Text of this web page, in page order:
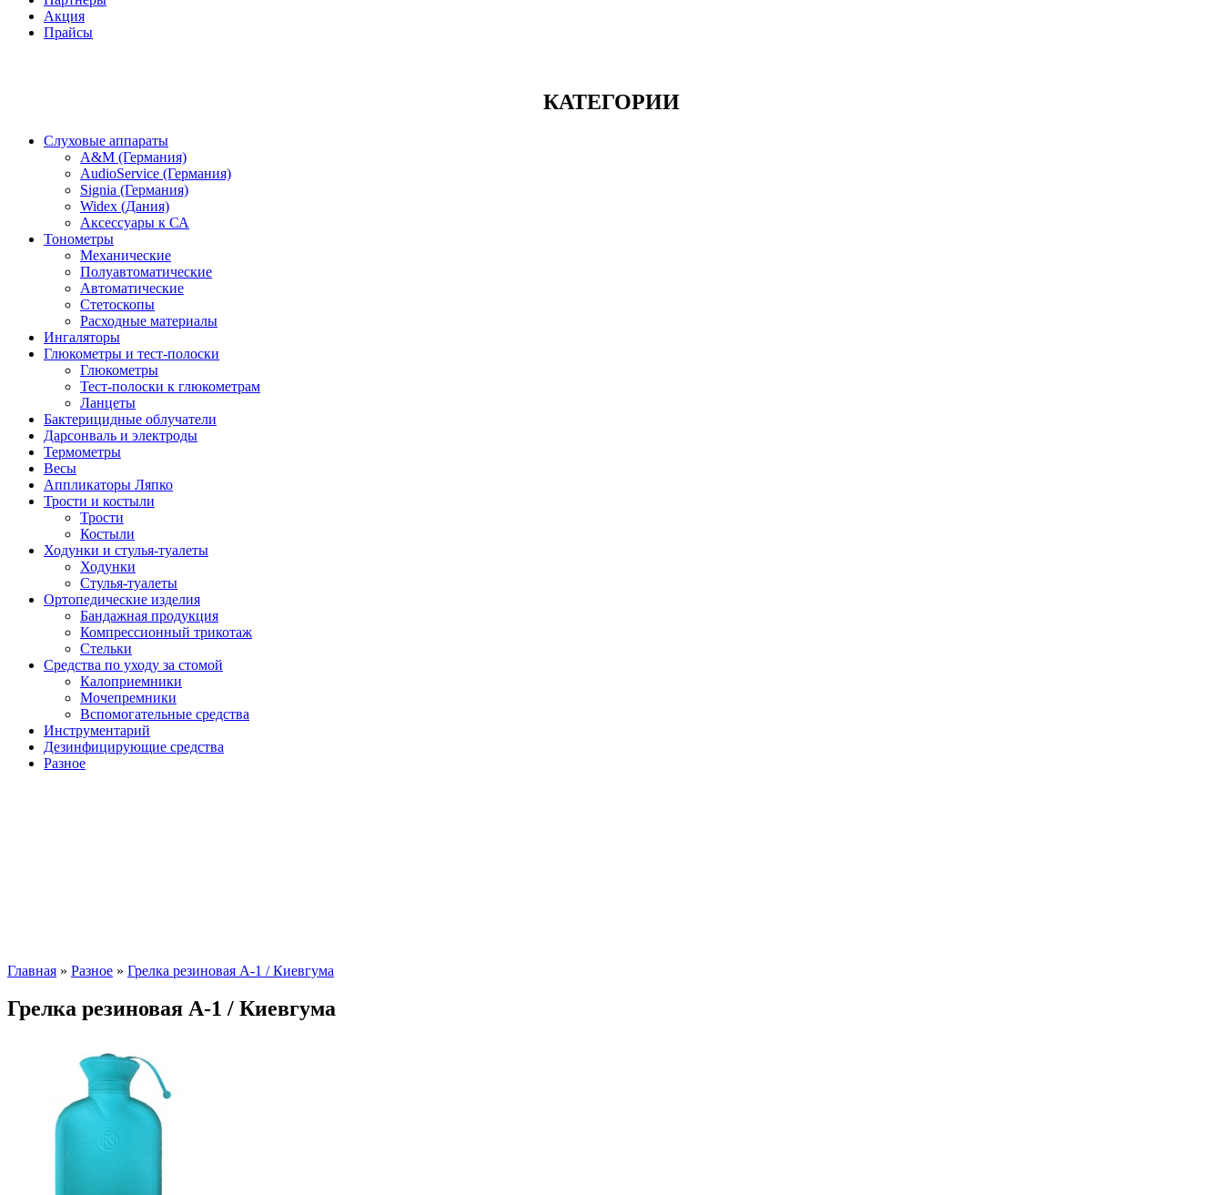
Акция
Прайсы
КАТЕГОРИИ
Слуховые аппараты
A&M (Германия)
AudioService (Германия)
Signia (Германия)
Widex (Дания)
Аксессуары к СА
Тонометры
Механические
Полуавтоматические
Автоматические
Стетоскопы
Расходные материалы
Ингаляторы
Глюкометры и тест-полоски
Глюкометры
Тест-полоски к глюкометрам
Ланцеты
Бактерицидные облучатели
Дарсонваль и электроды
Термометры
Весы
Аппликаторы Ляпко
Трости и костыли
Трости
Костыли
Ходунки и стулья-туалеты
Ходунки
Стулья-туалеты
Ортопедические изделия
Бандажная продукция
Компрессионный трикотаж
Стельки
Средства по уходу за стомой
Калоприемники
Мочепремники
Вспомогательные средства
Инструментарий
Дезинфицирующие средства
Разное
Главная » Разное » Грелка резиновая А-1 / Киевгума
Грелка резиновая А-1 / Киевгума